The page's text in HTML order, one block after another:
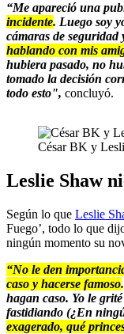
“Me apareció una
incidente. Luego soy
cámaras de seguridad
hablando con mis
hubiera pasado, no
tomado la decisión
todo esto", concluyó.
César BK y
Leslie Shaw
Según lo que Leslie
Fuego’, todo lo que
ningún momento su
“No le den
caso y hacerse famoso
hagan caso. Yo le
fastidiando (¿En
exagerado, qué